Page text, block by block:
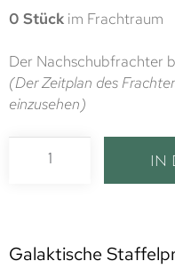
0 Stück im Frachtraum
Der Nachschubfrachter
(Der Zeitplan des
einzusehen)
IN
Galaktische